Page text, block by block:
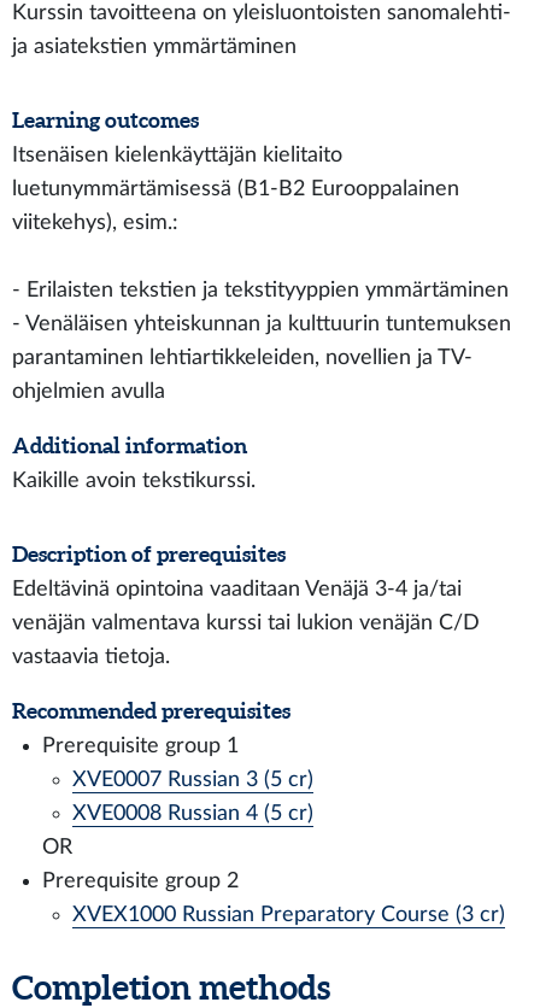
Kurssin tavoitteena on yleisluontoisten sanomalehti-
ja asiatekstien ymmärtäminen
Learning outcomes
Itsenäisen kielenkäyttäjän kielitaito
luetunymmärtämisessä (B1-B2 Eurooppalainen
viitekehys), esim.:
- Erilaisten tekstien ja tekstityyppien ymmärtäminen
- Venäläisen yhteiskunnan ja kulttuurin tuntemuksen
parantaminen lehtiartikkeleiden, novellien ja TV-
ohjelmien avulla
Additional information
Kaikille avoin tekstikurssi.
Description of prerequisites
Edeltävinä opintoina vaaditaan Venäjä 3-4 ja/tai
venäjän valmentava kurssi tai lukion venäjän C/D
vastaavia tietoja.
Recommended prerequisites
Prerequisite group 1
XVE0007 Russian 3 (5 cr)
XVE0008 Russian 4 (5 cr)
OR
Prerequisite group 2
XVEX1000 Russian Preparatory Course (3 cr)
Completion methods